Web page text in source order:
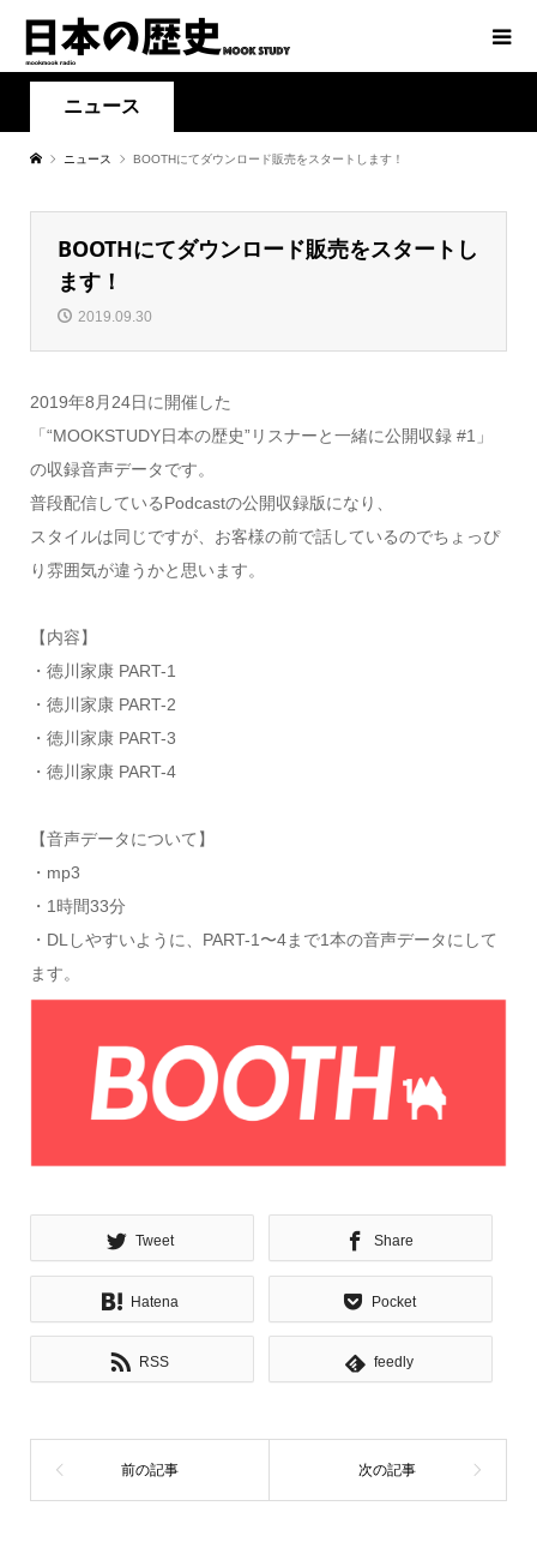
ニュース
ニュース BOOTHにてダウンロード販売をスタートします！
BOOTHにてダウンロード販売をスタートし
ます！
2019.09.30
2019年8月24日に開催した
「“MOOKSTUDY日本の歴史”リスナーと一緒に公開収録 #1」
の収録音声データです。
普段配信しているPodcastの公開収録版になり、
スタイルは同じですが、お客様の前で話しているのでちょっぴ
り雰囲気が違うかと思います。
【内容】
・徳川家康 PART-1
・徳川家康 PART-2
・徳川家康 PART-3
・徳川家康 PART-4
【音声データについて】
・mp3
・1時間33分
・DLしやすいように、PART-1〜4まで1本の音声データにして
ます。
Tweet Share
Hatena Pocket
RSS feedly